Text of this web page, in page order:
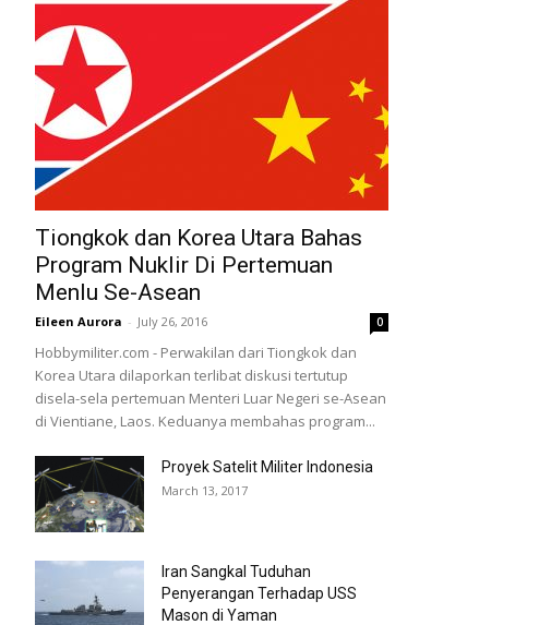
Tiongkok dan Korea Utara Bahas
Program Nuklir Di Pertemuan
Menlu Se-Asean
Eileen Aurora - July 26, 2016 0
Hobbymiliter.com - Perwakilan dari Tiongkok dan
Korea Utara dilaporkan terlibat diskusi tertutup
disela-sela pertemuan Menteri Luar Negeri se-Asean
di Vientiane, Laos. Keduanya membahas program...
Proyek Satelit Militer Indonesia
March 13, 2017
Iran Sangkal Tuduhan
Penyerangan Terhadap USS
Mason di Yaman